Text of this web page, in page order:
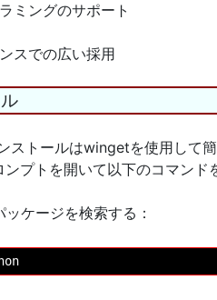
ミングのサポート
スでの広い採用
トールはwingetを使用して簡
プトを開いて以下のコマンド
ケージを検索する：